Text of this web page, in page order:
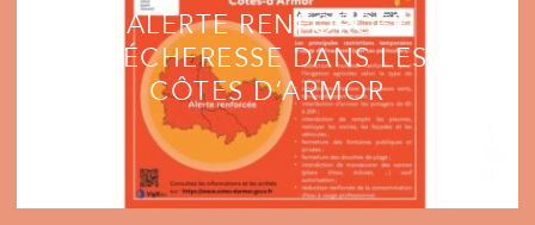
ALERTE RENFORCÉE
SÉCHERESSE DANS LES
CÔTES D’ARMOR